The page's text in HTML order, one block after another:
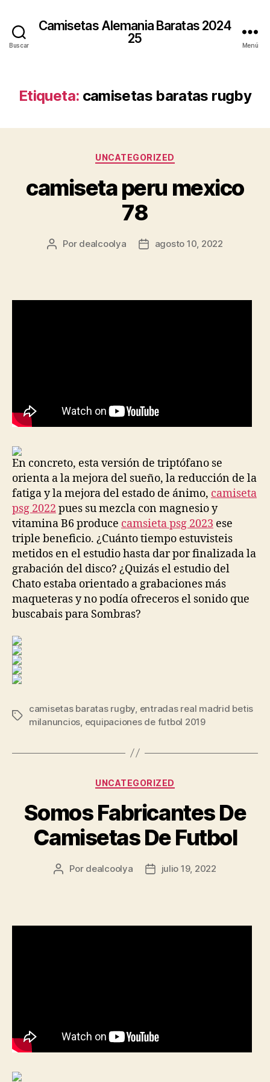
Buscar
Camisetas Alemania Baratas 2024
25
Menú
Etiqueta: camisetas baratas rugby
Categorías
UNCATEGORIZED
camiseta peru mexico
78
Autor
Por dealcoolya
Fechaagosto 10, 2022
En concreto, esta versión de triptófano se
orienta a la mejora del sueño, la reducción de la
fatiga y la mejora del estado de ánimo, camiseta
psg 2022 pues su mezcla con magnesio y
vitamina B6 produce camsieta psg 2023 ese
triple beneficio. ¿Cuánto tiempo estuvisteis
metidos en el estudio hasta dar por finalizada la
grabación del disco? ¿Quizás el estudio del
Chato estaba orientado a grabaciones más
maqueteras y no podía ofreceros el sonido que
buscabais para Sombras?
Etiquetas
camisetas baratas rugby entradas real madrid betis
milanuncios equipaciones de futbol 2019
Categorías
UNCATEGORIZED
Somos Fabricantes De
Camisetas De Futbol
Autor
Por dealcoolya
Fechajulio 19, 2022